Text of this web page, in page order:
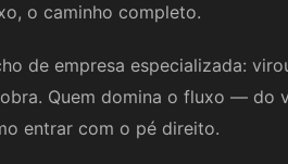
o caminho completo.
de empresa especializada:
Quem domina o fluxo — do
entrar com o pé direito.